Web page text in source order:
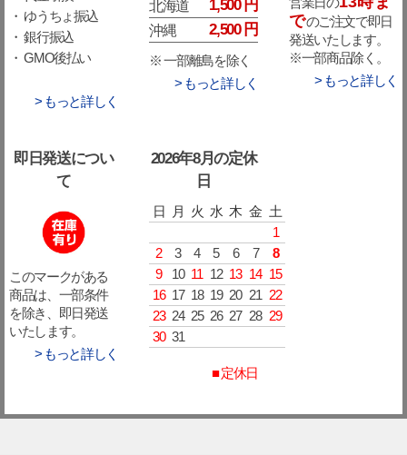
・ ゆうちょ振込
・ 銀行振込
・ GMO後払い
> もっと詳しく
北海道 1,500 円
沖縄 2,500 円
※ 一部離島を除く
> もっと詳しく
でのご注文で即日
発送いたします。
※一部商品除く。
> もっと詳しく
即日発送につい
て
このマークがある
商品は、一部条件
を除き、即日発送
いたします。
> もっと詳しく
2026年8月の定休
日
日 月 火 水 木 金 土
1
2
3 4 5 6 7
8
9
10 11 12 13 14 15
16 17 18 19 20 21 22
23 24 25 26 27 28 29
30 31
■ 定休日